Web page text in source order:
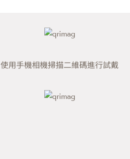
使用手機相機掃描二維碼進行試戴